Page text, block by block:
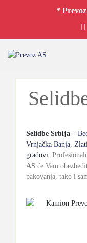
*
Selidbe Srbija –
Vrnjačka Banja
gradovi.
AS će Vam
pakovanja, tako i